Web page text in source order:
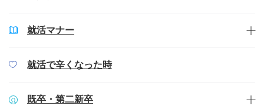
就活マナー
就活で辛くなった時
既卒・第二新卒